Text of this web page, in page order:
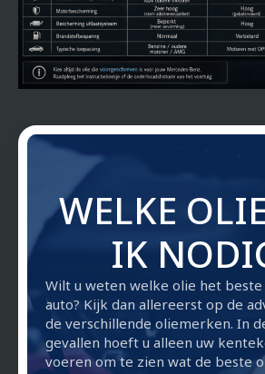
WELKE
IK
Wilt u weten welke olie het beste
auto? Kijk dan allereerst op de
de verschillende oliemerken. In
gevallen hoeft u alleen uw
voeren om te zien wat de beste